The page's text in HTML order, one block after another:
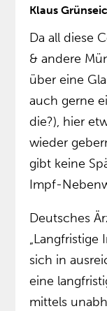
Klaus
Da all diese
& andere
über eine
auch gerne
die?), hier
wieder
gibt keine
Impf-
Deutsches
sich in
eine
mittels